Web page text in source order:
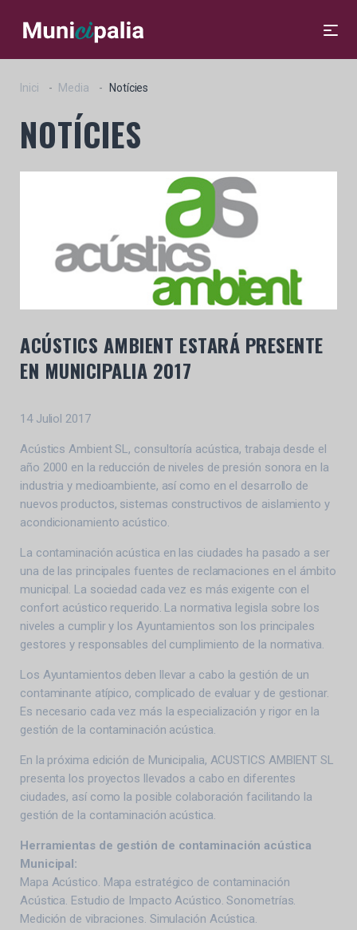
Inici Media Notícies
NOTÍCIES
ACÚSTICS AMBIENT ESTARÁ PRESENTE
EN MUNICIPALIA 2017
14 Juliol 2017
Acústics Ambient SL, consultoría acústica, trabaja desde el
año 2000 en la reducción de niveles de presión sonora en la
industria y medioambiente, así como en el desarrollo de
nuevos productos, sistemas constructivos de aislamiento y
acondicionamiento acústico.
La contaminación acústica en las ciudades ha pasado a ser
una de las principales fuentes de reclamaciones en el ámbito
municipal. La sociedad cada vez es más exigente con el
confort acústico requerido. La normativa legisla sobre los
niveles a cumplir y los Ayuntamientos son los principales
gestores y responsables del cumplimiento de la normativa.
Los Ayuntamientos deben llevar a cabo la gestión de un
contaminante atípico, complicado de evaluar y de gestionar.
Es necesario cada vez más la especialización y rigor en la
gestión de la contaminación acústica.
En la próxima edición de Municipalia, ACUSTICS AMBIENT SL
presenta los proyectos llevados a cabo en diferentes
ciudades, así como la posible colaboración facilitando la
gestión de la contaminación acústica.
Herramientas de gestión de contaminación acústica
Municipal:
Mapa Acústico. Mapa estratégico de contaminación
Acústica. Estudio de Impacto Acústico. Sonometrías.
Medición de vibraciones. Simulación Acústica.